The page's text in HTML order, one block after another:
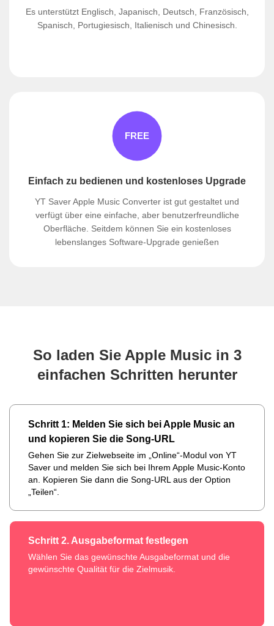
Es unterstützt Englisch, Japanisch, Deutsch, Französisch,
Spanisch, Portugiesisch, Italienisch und Chinesisch.
Einfach zu bedienen und kostenloses Upgrade
YT Saver Apple Music Converter ist gut gestaltet und
verfügt über eine einfache, aber benutzerfreundliche
Oberfläche. Seitdem können Sie ein kostenloses
lebenslanges Software-Upgrade genießen
So laden Sie Apple Music in 3
einfachen Schritten herunter
Schritt 1: Melden Sie sich bei Apple Music an
und kopieren Sie die Song-URL
Gehen Sie zur Zielwebseite im „Online“-Modul von YT
Saver und melden Sie sich bei Ihrem Apple Music-Konto
an. Kopieren Sie dann die Song-URL aus der Option
„Teilen“.
Schritt 2. Ausgabeformat festlegen
Wählen Sie das gewünschte Ausgabeformat und die
gewünschte Qualität für die Zielmusik.